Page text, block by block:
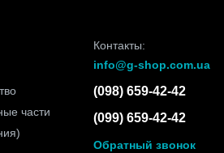
части
Контакты:
info@g-shop.com.ua
(098) 659-42-42
(099) 659-42-42
Обратный звонок